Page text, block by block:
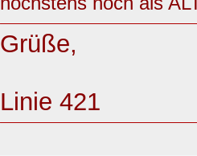
Grüße,
Linie 421